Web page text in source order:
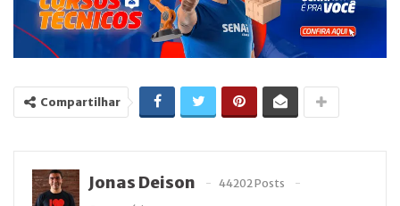
Compartilhar
Jonas Deison
44202 Posts